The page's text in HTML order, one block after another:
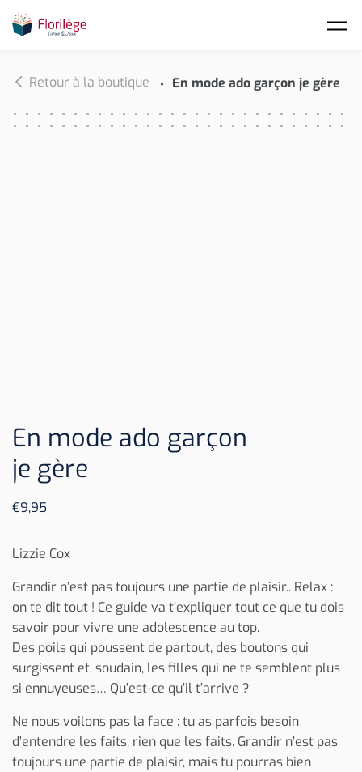
Retour à la boutique En mode ado garçon je gère
En mode ado garçon
je gère
€9,95
Lizzie Cox
Grandir n’est pas toujours une partie de plaisir.. Relax :
on te dit tout ! Ce guide va t’expliquer tout ce que tu dois
savoir pour vivre une adolescence au top.
Des poils qui poussent de partout, des boutons qui
surgissent et, soudain, les filles qui ne te semblent plus
si ennuyeuses… Qu’est-ce qu’il t’arrive ?
Ne nous voilons pas la face : tu as parfois besoin
d’entendre les faits, rien que les faits. Grandir n’est pas
toujours une partie de plaisir, mais tu pourras bien